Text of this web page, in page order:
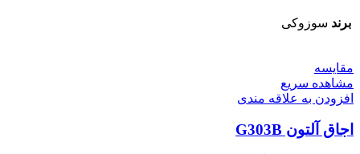
برند سوزوکی
مقایسه
مشاهده سریع
افزودن به علاقه مندی
اجاق آلتون G303B